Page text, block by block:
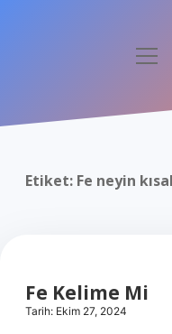
Politikası
Etiket: Fe neyin
Fe Kelime Mi
Tarih: Ekim 27, 2024